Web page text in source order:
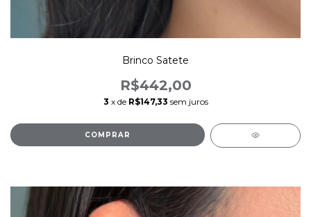
Brinco Satete
R$442,00
3 x de R$147,33 sem juros
COMPRAR